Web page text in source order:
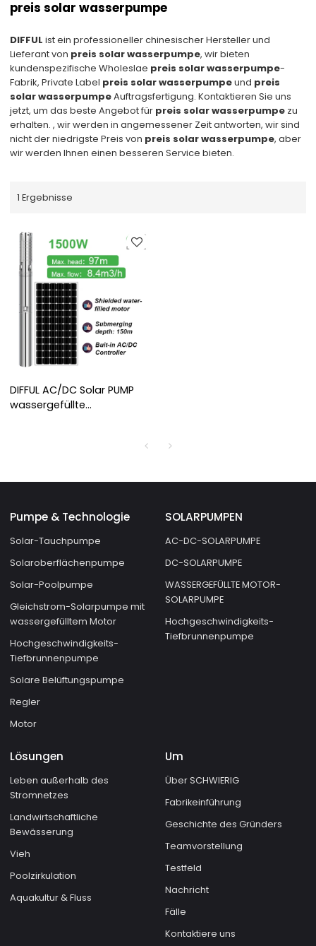
preis solar wasserpumpe
DIFFUL ist ein professioneller chinesischer Hersteller und
Lieferant von preis solar wasserpumpe, wir bieten
kundenspezifische Wholeslae preis solar wasserpumpe-
Fabrik, Private Label preis solar wasserpumpeund preis
solar wasserpumpeAuftragsfertigung. Kontaktieren Sie uns
jetzt, um das beste Angebot für preis solar wasserpumpe zu
erhalten. , wir werden in angemessener Zeit antworten, wir sind
nicht der niedrigste Preis von preis solar wasserpumpe, aber
wir werden Ihnen einen besseren Service bieten.
1 Ergebnisse
DIFFUL AC/DC Solar PUMP
wassergefüllte
Pumpe & Technologie
Solar-Tauchpumpe
Solaroberflächenpumpe
Solar-Poolpumpe
Gleichstrom-Solarpumpe mit
wassergefülltem Motor
Hochgeschwindigkeits-
Tiefbrunnenpumpe
Solare Belüftungspumpe
Regler
Motor
SOLARPUMPEN
AC-DC-SOLARPUMPE
DC-SOLARPUMPE
WASSERGEFÜLLTE MOTOR-
SOLARPUMPE
Hochgeschwindigkeits-
Tiefbrunnenpumpe
Lösungen
Leben außerhalb des
Stromnetzes
Landwirtschaftliche
Bewässerung
Vieh
Poolzirkulation
Aquakultur & Fluss
Um
Über SCHWIERIG
Fabrikeinführung
Geschichte des Gründers
Teamvorstellung
Testfeld
Nachricht
Fälle
Kontaktiere uns